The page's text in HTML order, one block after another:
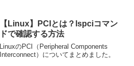
【Linux】PCIとは？lspciコマン
ドで確認する方法
LinuxのPCI（Peripheral Components
Interconnect）についてまとめました。